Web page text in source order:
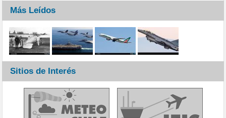
Más Leídos
Sitios de Interés